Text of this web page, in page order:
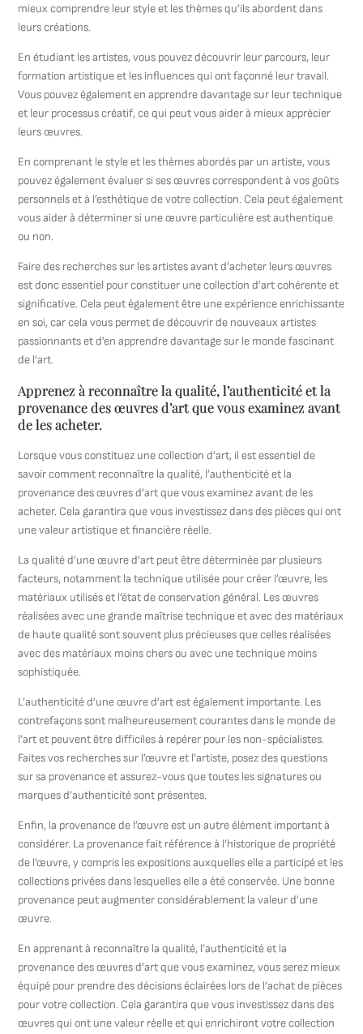
mieux comprendre leur style et les thèmes qu’ils abordent dans
leurs créations.
En étudiant les artistes, vous pouvez découvrir leur parcours, leur
formation artistique et les influences qui ont façonné leur travail.
Vous pouvez également en apprendre davantage sur leur technique
et leur processus créatif, ce qui peut vous aider à mieux apprécier
leurs œuvres.
En comprenant le style et les thèmes abordés par un artiste, vous
pouvez également évaluer si ses œuvres correspondent à vos goûts
personnels et à l’esthétique de votre collection. Cela peut également
vous aider à déterminer si une œuvre particulière est authentique
ou non.
Faire des recherches sur les artistes avant d’acheter leurs œuvres
est donc essentiel pour constituer une collection d’art cohérente et
significative. Cela peut également être une expérience enrichissante
en soi, car cela vous permet de découvrir de nouveaux artistes
passionnants et d’en apprendre davantage sur le monde fascinant
de l’art.
Apprenez à reconnaître la qualité, l’authenticité et la
provenance des œuvres d’art que vous examinez avant
de les acheter.
Lorsque vous constituez une collection d’art, il est essentiel de
savoir comment reconnaître la qualité, l’authenticité et la
provenance des œuvres d’art que vous examinez avant de les
acheter. Cela garantira que vous investissez dans des pièces qui ont
une valeur artistique et financière réelle.
La qualité d’une œuvre d’art peut être déterminée par plusieurs
facteurs, notamment la technique utilisée pour créer l’œuvre, les
matériaux utilisés et l’état de conservation général. Les œuvres
réalisées avec une grande maîtrise technique et avec des matériaux
de haute qualité sont souvent plus précieuses que celles réalisées
avec des matériaux moins chers ou avec une technique moins
sophistiquée.
L’authenticité d’une œuvre d’art est également importante. Les
contrefaçons sont malheureusement courantes dans le monde de
l’art et peuvent être difficiles à repérer pour les non-spécialistes.
Faites vos recherches sur l’œuvre et l’artiste, posez des questions
sur sa provenance et assurez-vous que toutes les signatures ou
marques d’authenticité sont présentes.
Enfin, la provenance de l’œuvre est un autre élément important à
considérer. La provenance fait référence à l’historique de propriété
de l’œuvre, y compris les expositions auxquelles elle a participé et les
collections privées dans lesquelles elle a été conservée. Une bonne
provenance peut augmenter considérablement la valeur d’une
œuvre.
En apprenant à reconnaître la qualité, l’authenticité et la
provenance des œuvres d’art que vous examinez, vous serez mieux
équipé pour prendre des décisions éclairées lors de l’achat de pièces
pour votre collection. Cela garantira que vous investissez dans des
œuvres qui ont une valeur réelle et qui enrichiront votre collection